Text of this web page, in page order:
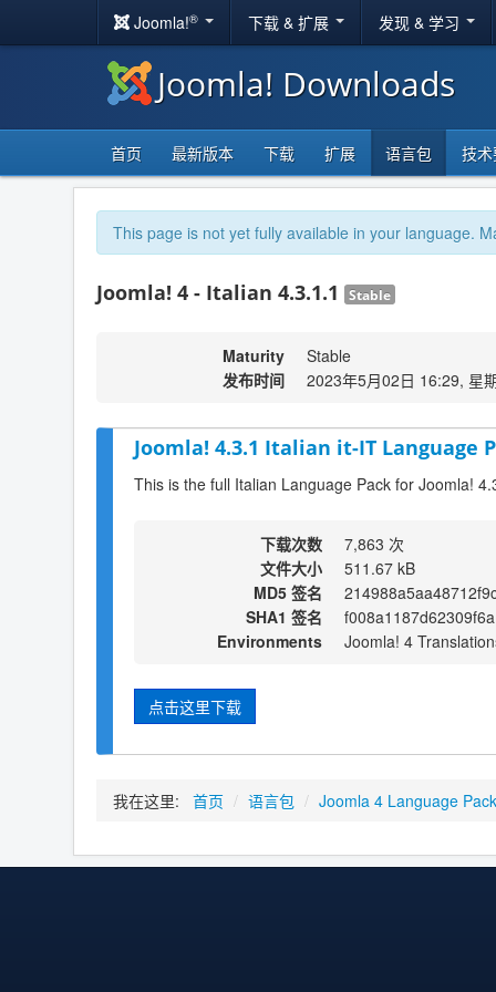
Joomla!® 下载 & 扩展 发现 & 学习
Joomla! Downloads
首页 最新版本 下载 扩展 语言包 技
This page is not yet fully available in your language.
Joomla! 4 - Italian 4.3.1.1 Stable
Maturity
Stable
发布时间
2023年5月02日 16:29, 星
Joomla! 4.3.1 Italian it-IT Language
This is the full Italian Language Pack for Joomla!
下载次数
7,863 次
文件大小
511.67 kB
MD5 签名
SHA1 签名
Environments
Joomla! 4
点击这里下载
我在这里: 首页 / 语言包 / Joomla 4 Language